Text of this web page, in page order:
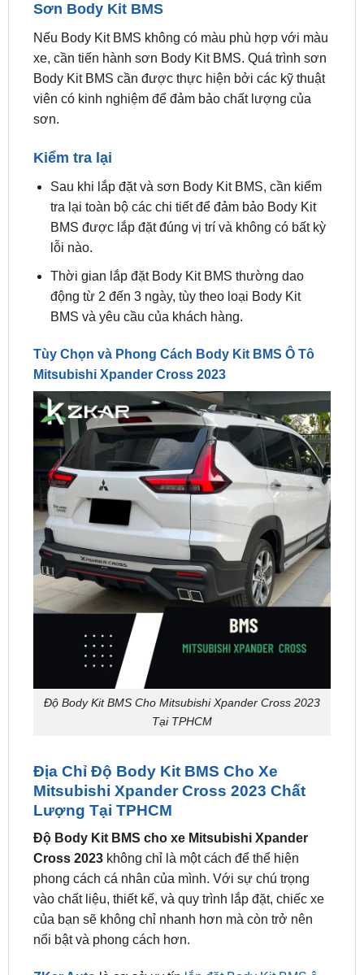
xe, cần tiến hành sơn Body Kit BMS. Quá trình sơn
Body Kit BMS cần được thực hiện bởi các kỹ thuật
viên có kinh nghiệm để đảm bảo chất lượng của
sơn.
Kiểm tra lại
tra lại toàn bộ các chi tiết để đảm bảo Body Kit
BMS được lắp đặt đúng vị trí và không có bất kỳ
lỗi nào.
Thời gian lắp đặt Body Kit BMS thường dao
động từ 2 đến 3 ngày, tùy theo loại Body Kit
BMS và yêu cầu của khách hàng.
Tùy Chọn và Phong Cách Body Kit BMS Ô Tô
Độ Body Kit BMS Cho Mitsubishi Xpander Cross 2023
Địa Chỉ Độ Body Kit BMS Cho Xe
Lượng Tại TPHCM
Độ Body Kit BMS cho xe Mitsubishi Xpander
Cross 2023không chỉ là một cách để thể hiện
phong cách cá nhân của mình. Với sự chú trọng
vào chất liệu, thiết kế, và quy trình lắp đặt, chiếc xe
của bạn sẽ không chỉ nhanh hơn mà còn trở nên
nổi bật và phong cách hơn.
ZKar Autolà cơ sở uy tínlắp đặt Body Kit BMS ô